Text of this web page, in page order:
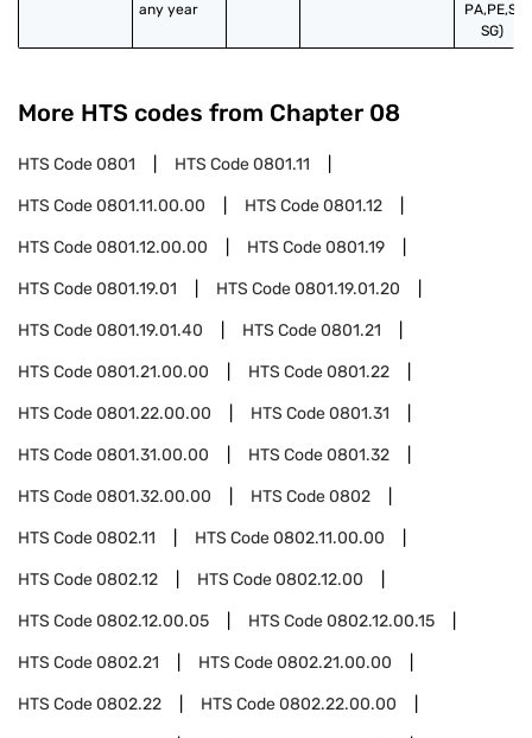
any year
PA,PE,S,
SG)
More HTS codes from Chapter 08
HTS Code0801 HTS Code0801.11
HTS Code0801.11.00.00 HTS Code0801.12
HTS Code0801.12.00.00 HTS Code0801.19
HTS Code0801.19.01 HTS Code0801.19.01.20
HTS Code0801.19.01.40 HTS Code0801.21
HTS Code0801.21.00.00 HTS Code0801.22
HTS Code0801.22.00.00 HTS Code0801.31
HTS Code0801.31.00.00 HTS Code0801.32
HTS Code0801.32.00.00 HTS Code0802
HTS Code0802.11 HTS Code0802.11.00.00
HTS Code0802.12 HTS Code0802.12.00
HTS Code0802.12.00.05 HTS Code0802.12.00.15
HTS Code0802.21 HTS Code0802.21.00.00
HTS Code0802.22 HTS Code0802.22.00.00